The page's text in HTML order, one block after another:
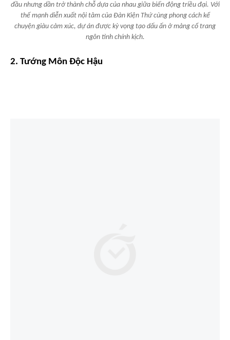
đầu nhưng dần trở thành chỗ dựa của nhau giữa biến động triều đại. Với
thế mạnh diễn xuất nội tâm của Đàn Kiện Thứ cùng phong cách kể
chuyện giàu cảm xúc, dự án được kỳ vọng tạo dấu ấn ở mảng cổ trang
ngôn tình chính kịch.
2. Tướng Môn Độc Hậu